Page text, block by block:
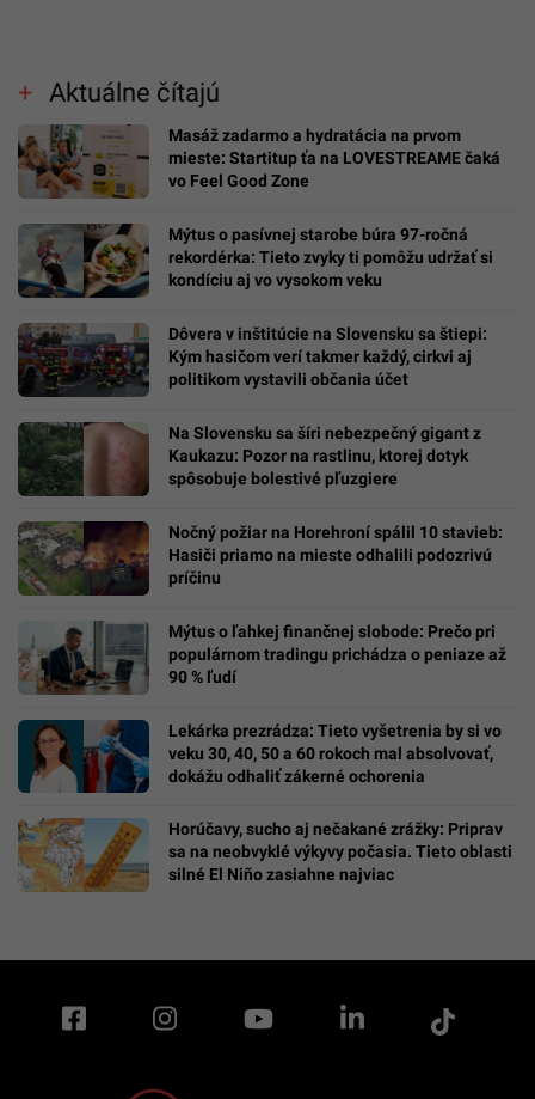
Aktuálne čítajú
Masáž zadarmo a hydratácia na prvom
mieste: Startitup ťa na LOVESTREAME čaká
vo Feel Good Zone
Mýtus o pasívnej starobe búra 97-ročná
rekordérka: Tieto zvyky ti pomôžu udržať si
kondíciu aj vo vysokom veku
Dôvera v inštitúcie na Slovensku sa štiepi:
Kým hasičom verí takmer každý, cirkvi aj
politikom vystavili občania účet
Na Slovensku sa šíri nebezpečný gigant z
Kaukazu: Pozor na rastlinu, ktorej dotyk
spôsobuje bolestivé pľuzgiere
Nočný požiar na Horehroní spálil 10 stavieb:
Hasiči priamo na mieste odhalili podozrivú
príčinu
Mýtus o ľahkej finančnej slobode: Prečo pri
populárnom tradingu prichádza o peniaze až
90 % ľudí
Lekárka prezrádza: Tieto vyšetrenia by si vo
veku 30, 40, 50 a 60 rokoch mal absolvovať,
dokážu odhaliť zákerné ochorenia
Horúčavy, sucho aj nečakané zrážky: Priprav
sa na neobvyklé výkyvy počasia. Tieto oblasti
silné El Niño zasiahne najviac